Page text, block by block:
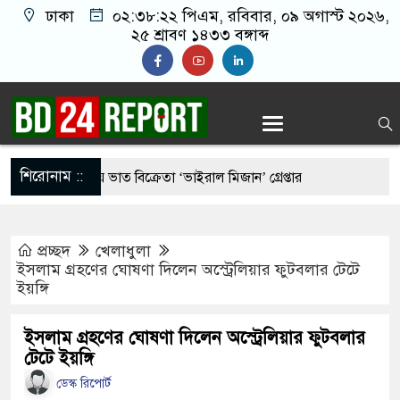
ঢাকা ০২:৩৮:২৩ পিএম, রবিবার, ০৯ অগাস্ট
২০২৬, ২৫ শ্রাবণ ১৪৩৩ বঙ্গাব্দ
শিরোনাম ::
মাংস দিয়ে ভাত বিক্রেতা ‘ভাইরাল মিজান’ গ্রেপ্তার
‘আমেরিকান ষড়’য’ন্ত্র’তত্ত্ব’ নিয়ে প্রশ্ন তুললেন
পদে মির্জা ফখরুল নির্বাচিত
প্রচ্ছদ
খেলাধুলা
ইসলাম গ্রহণের ঘোষণা দিলেন অস্ট্রেলিয়ার ফুটবলার টেটে
ইয়ঙ্গি
ইসলাম গ্রহণের ঘোষণা দিলেন অস্ট্রেলিয়ার ফুটবলার
টেটে ইয়ঙ্গি
ডেস্ক রিপোর্ট